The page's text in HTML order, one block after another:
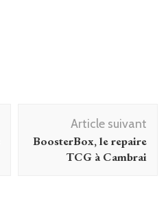
Article suivant
BoosterBox, le repaire
TCG à Cambrai